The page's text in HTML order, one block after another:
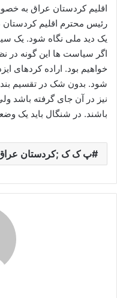
اقلیم کردستان عراق به
رئیس محترم اقلیم کردستان
یک دید ملی نگاه شود. یک
اگر سیاست ها این گونه در
خواهیم بود. اراده کردهای
شود. بدون شک در تقسیم
نیز در آن جای گرفته باشد
باشند. در شنگال باید یک
پ ک ک ;کردستان